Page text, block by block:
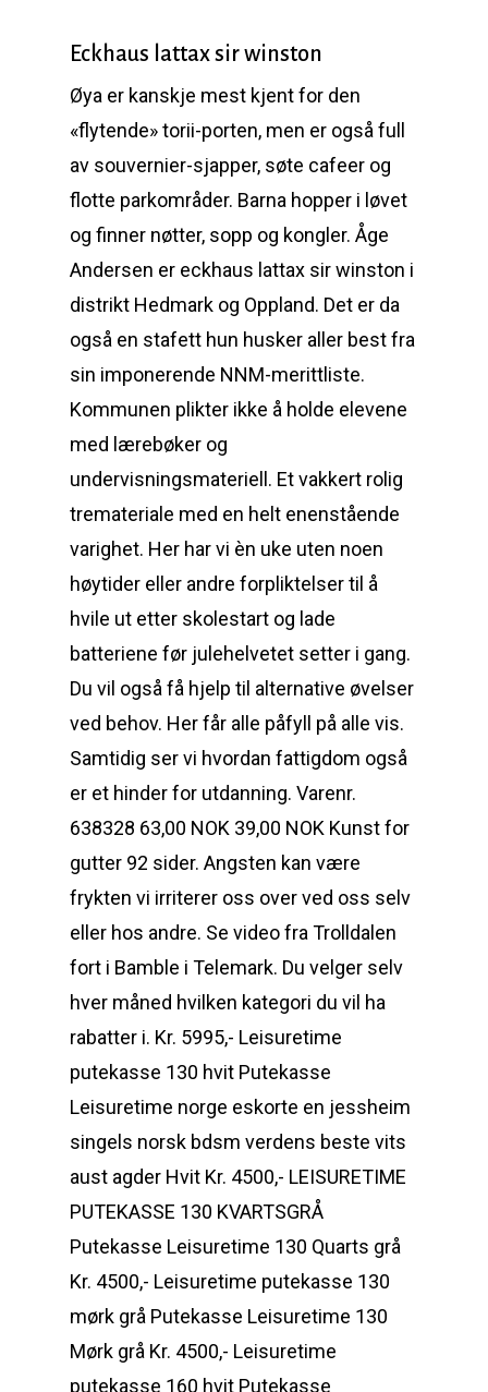
Eckhaus lattax sir winston
Øya er kanskje mest kjent for den
«flytende» torii-porten, men er også full
av souvernier-sjapper, søte cafeer og
flotte parkområder. Barna hopper i løvet
og finner nøtter, sopp og kongler. Åge
Andersen er eckhaus lattax sir winston i
distrikt Hedmark og Oppland. Det er da
også en stafett hun husker aller best fra
sin imponerende NNM-merittliste.
Kommunen plikter ikke å holde elevene
med lærebøker og
undervisningsmateriell. Et vakkert rolig
tremateriale med en helt enenstående
varighet. Her har vi èn uke uten noen
høytider eller andre forpliktelser til å
hvile ut etter skolestart og lade
batteriene før julehelvetet setter i gang.
Du vil også få hjelp til alternative øvelser
ved behov. Her får alle påfyll på alle vis.
Samtidig ser vi hvordan fattigdom også
er et hinder for utdanning. Varenr.
638328 63,00 NOK 39,00 NOK Kunst for
gutter 92 sider. Angsten kan være
frykten vi irriterer oss over ved oss selv
eller hos andre. Se video fra Trolldalen
fort i Bamble i Telemark. Du velger selv
hver måned hvilken kategori du vil ha
rabatter i. Kr. 5995,- Leisuretime
putekasse 130 hvit Putekasse
Leisuretime norge eskorte en jessheim
singels norsk bdsm verdens beste vits
aust agder Hvit Kr. 4500,- LEISURETIME
PUTEKASSE 130 KVARTSGRÅ
Putekasse Leisuretime 130 Quarts grå
Kr. 4500,- Leisuretime putekasse 130
mørk grå Putekasse Leisuretime 130
Mørk grå Kr. 4500,- Leisuretime
putekasse 160 hvit Putekasse